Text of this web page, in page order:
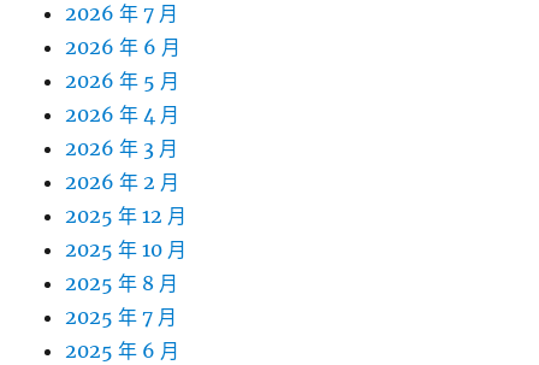
2026 年 7 月
2026 年 6 月
2026 年 5 月
2026 年 4 月
2026 年 3 月
2026 年 2 月
2025 年 12 月
2025 年 10 月
2025 年 8 月
2025 年 7 月
2025 年 6 月